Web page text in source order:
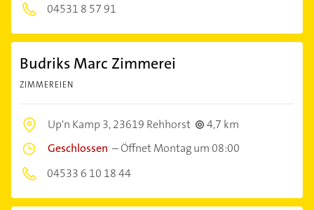
04531 8 57 91
Budriks Marc Zimmerei
ZIMMEREIEN
Up'n Kamp 3,23619 Rehhorst
4,7 km
Geschlossen –Öffnet Montag um 08:00
04533 6 10 18 44